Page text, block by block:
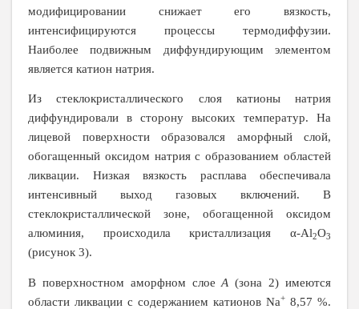
модифицировании снижает его вязкость,
интенсифицируются процессы термодиффузии.
Наиболее подвижным диффундирующим элементом
является катион натрия.
Из стеклокристаллического слоя катионы натрия
диффундировали в сторону высоких температур. На
лицевой поверхности образовался аморфный слой,
обогащенный оксидом натрия с образованием областей
ликвации. Низкая вязкость расплава обеспечивала
интенсивный выход газовых включений. В
стеклокристаллической зоне, обогащенной оксидом
алюминия, происходила кристаллизация α-Al2O3
(рисунок 3).
В поверхностном аморфном слоеА (зона 2) имеются
области ликвации с содержанием катионов Na+ 8,57 %.